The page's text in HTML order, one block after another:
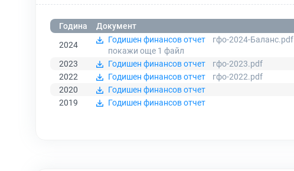
Година
Документ
2024
Годишен финансов отчет
гфо-2024-Баланс.pdf
покажи още 1 файл
2023
Годишен финансов отчет
гфо-2023.pdf
2022
Годишен финансов отчет
гфо-2022.pdf
2020
Годишен финансов отчет
2019
Годишен финансов отчет